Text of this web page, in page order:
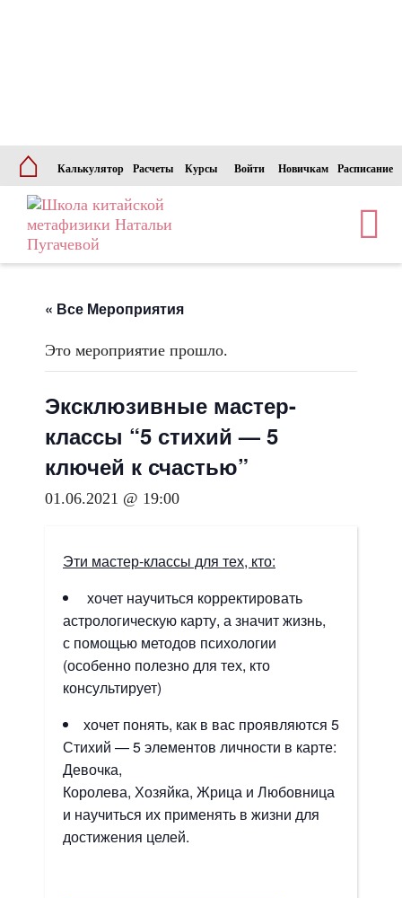
⌂ Калькулятор Расчеты Курсы Войти Новичкам Расписание
« Все Мероприятия
Это мероприятие прошло.
Эксклюзивные мастер-
классы “5 стихий — 5
ключей к счастью”
01.06.2021 @ 19:00
Эти мастер-классы для тех, кто:
хочет научиться корректировать
астрологическую карту, а значит жизнь,
с помощью методов психологии
(особенно полезно для тех, кто
консультирует)
хочет понять, как в вас проявляются 5
Стихий — 5 элементов личности в карте:
Девочка,
Королева, Хозяйка, Жрица и Любовница
и научиться их применять в жизни для
достижения целей.